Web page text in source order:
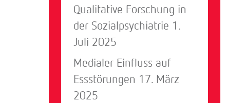
Qualitative Forschung in
der Sozialpsychiatrie 1.
Juli 2025
Medialer Einfluss auf
Essstörungen 17. März
2025